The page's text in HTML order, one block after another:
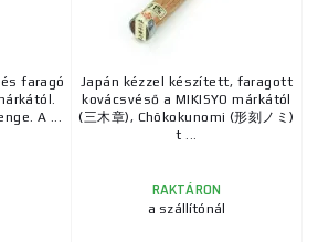
faragó
A ...
Japán kézzel készített, faragott
kovácsvéső a MIKISYO márkától
(三木章), Chōkokunomi (形刻ノミ)
t ...
RAKTÁRON
a szállítónál